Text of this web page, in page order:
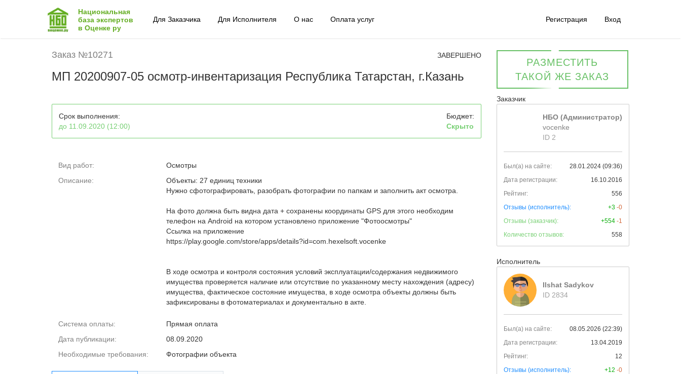
Национальная
база экспертов
в Оценке ру
Для Заказчика Для Исполнителя О нас Оплата услуг Регистрация Вход
Заказ №10271 ЗАВЕРШЕНО
МП 20200907-05 осмотр-инвентаризация Республика Татарстан, г.Казань
РАЗМЕСТИТЬ
ТАКОЙ ЖЕ ЗАКАЗ
Срок выполнения:
до 11.09.2020 (12:00)
Бюджет:
Скрыто
Вид работ:
Осмотры
Описание:
Объекты: 27 единиц техники
Нужно сфотографировать, разобрать фотографии по папкам и заполнить акт осмотра.
На фото должна быть видна дата + сохранены координаты GPS для этого необходим
телефон на Android на котором установлено приложение "Фотоосмотры"
Ссылка на приложение
https://play.google.com/store/apps/details?id=com.hexelsoft.vocenke
В ходе осмотра и контроля состояния условий эксплуатации/содержания недвижимого
имущества проверяется наличие или отсутствие по указанному месту нахождения (адресу)
имущества, фактическое состояние имущества, в ходе осмотра объекты должны быть
зафиксированы в фотоматериалах и документально в акте.
Система оплаты:
Прямая оплата
Дата публикации:
08.09.2020
Необходимые требования:
Фотографии объекта
Заказчик
НБО (Администратор)
vocenke
ID 2
Был(а) на сайте:
28.01.2024 (09:36)
Дата регистрации:
16.10.2016
Рейтинг:
556
Отзывы (исполнитель):
+3 -0
Отзывы (заказчик):
+554 -1
Количество отзывов:
558
Исполнитель
Ilshat Sadykov
ID 2834
Был(а) на сайте:
08.05.2026 (22:39)
Дата регистрации:
13.04.2019
Рейтинг:
12
Отзывы (исполнитель):
+12 -0